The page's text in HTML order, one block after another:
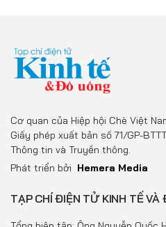
Thị trường
Doanh nghiệp – Doanh nhân
Đồ uống
Pháp luật
Multimedia
Cơ quan của Hiệp hội Chè Việt
Giấy phép xuất bản số 71/GP-
Thông tin và Truyền thông.
Phát triển bởi Hemera Media
TẠP CHÍ ĐIỆN TỬ KINH TẾ VÀ